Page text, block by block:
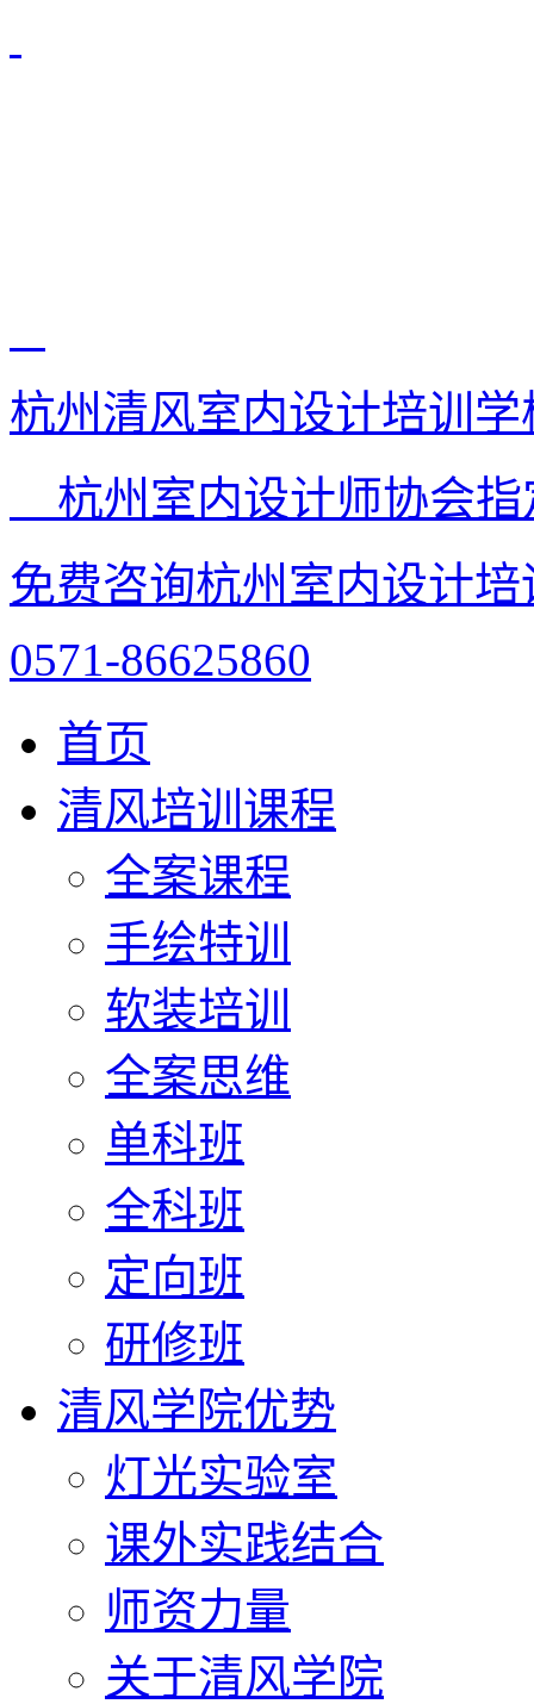
杭州清风室内设计培训学
杭州室内设计师协会
免费咨询杭州室内设计
0571-86625860
首页
清风培训课程
全案课程
手绘特训
软装培训
全案思维
单科班
全科班
定向班
研修班
清风学院优势
灯光实验室
课外实践结合
师资力量
关于清风学院